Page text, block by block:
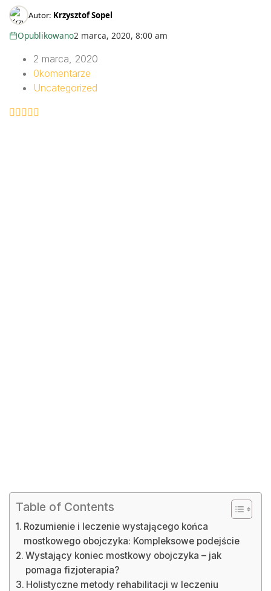
Autor: Krzysztof Sopel
Opublikowano2 marca, 2020, 8:00 am
2 marca, 2020
0komentarze
Uncategorized
Table of Contents
Rozumienie i leczenie wystającego końca
mostkowego obojczyka: Kompleksowe podejście
Wystający koniec mostkowy obojczyka – jak
pomaga fizjoterapia?
Holistyczne metody rehabilitacji w leczeniu